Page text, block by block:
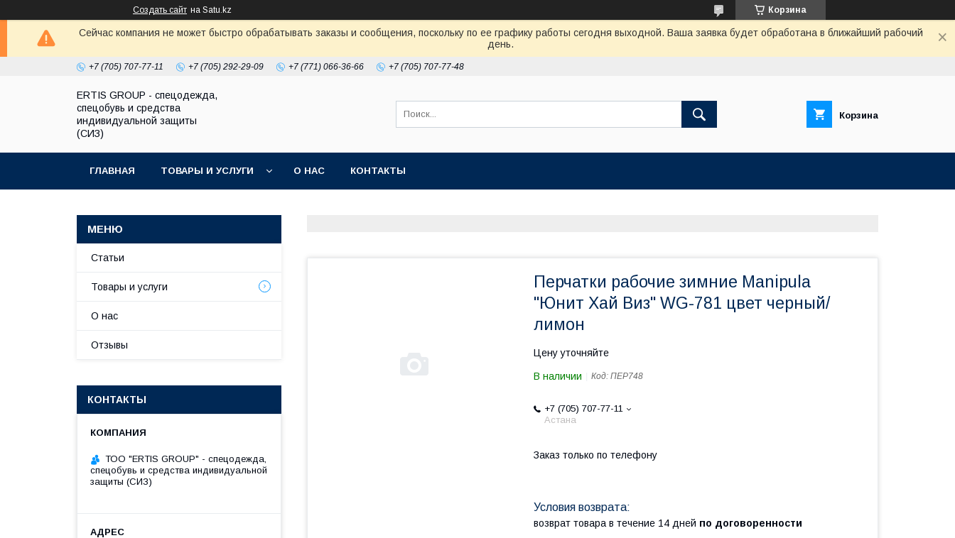
Создать сайт на Satu.kz Корзина
Сейчас компания не может быстро обрабатывать заказы и сообщения, поскольку по ее графику работы сегодня выходной. Ваша заявка будет обработана в ближайший рабочий
день.
+7 (705) 707-77-11 +7 (705) 292-29-09 +7 (771) 066-36-66 +7 (705) 707-77-48
ERTIS GROUP - спецодежда,
спецобувь и средства
индивидуальной защиты
(СИЗ)
Корзина
ГЛАВНАЯ ТОВАРЫ И УСЛУГИ О НАС КОНТАКТЫ
Перчатки рабочие зимние Manipula
"Юнит Хай Виз" WG-781 цвет черный/
лимон
Цену уточняйте
В наличии Код: ПЕР748
+7 (705) 707-77-11
Астана
Заказ только по телефону
возврат товара в течение 14 дней по договоренности
Статьи
Товары и услуги
О нас
Отзывы
КОНТАКТЫ
ТОО "ERTIS GROUP" - спецодежда,
спецобувь и средства индивидуальной
защиты (СИЗ)